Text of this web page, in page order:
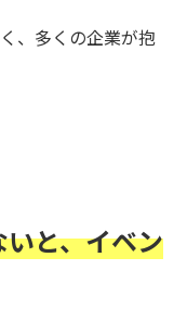
、多くの企業が抱
と、イベン